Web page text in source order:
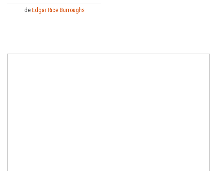
de Edgar Rice Burroughs